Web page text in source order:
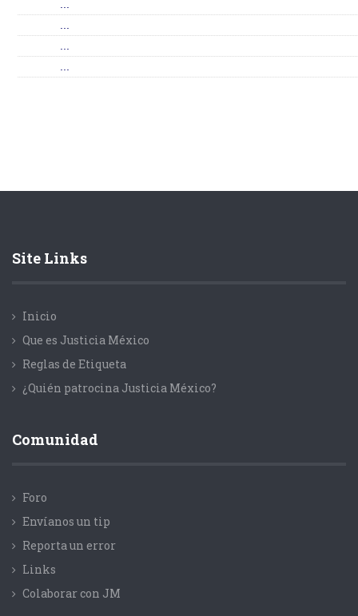
Site Links
Inicio
Que es Justicia México
Reglas de Etiqueta
¿Quién patrocina Justicia México?
Comunidad
Foro
Envíanos un tip
Reporta un error
Links
Colaborar con JM